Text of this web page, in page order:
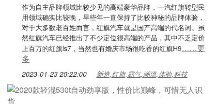
作为自主品牌领域比较少见的高端豪华品牌，一汽红旗转型民
用领域确实比较晚，早些年一直保持了比较神秘的品牌体验，
对于大多数老百姓而言，红旗汽车就是国产高端的代名词。虽
然红旗汽车已经推出了不少定位很高端的产品，其中不乏定价
上百万的红旗ls7，当然也有婚庆市场很吃香的红旗H9……更
多
2023-01-23 20:22:00 新造,红旗,霸气,潮流,体验,科技